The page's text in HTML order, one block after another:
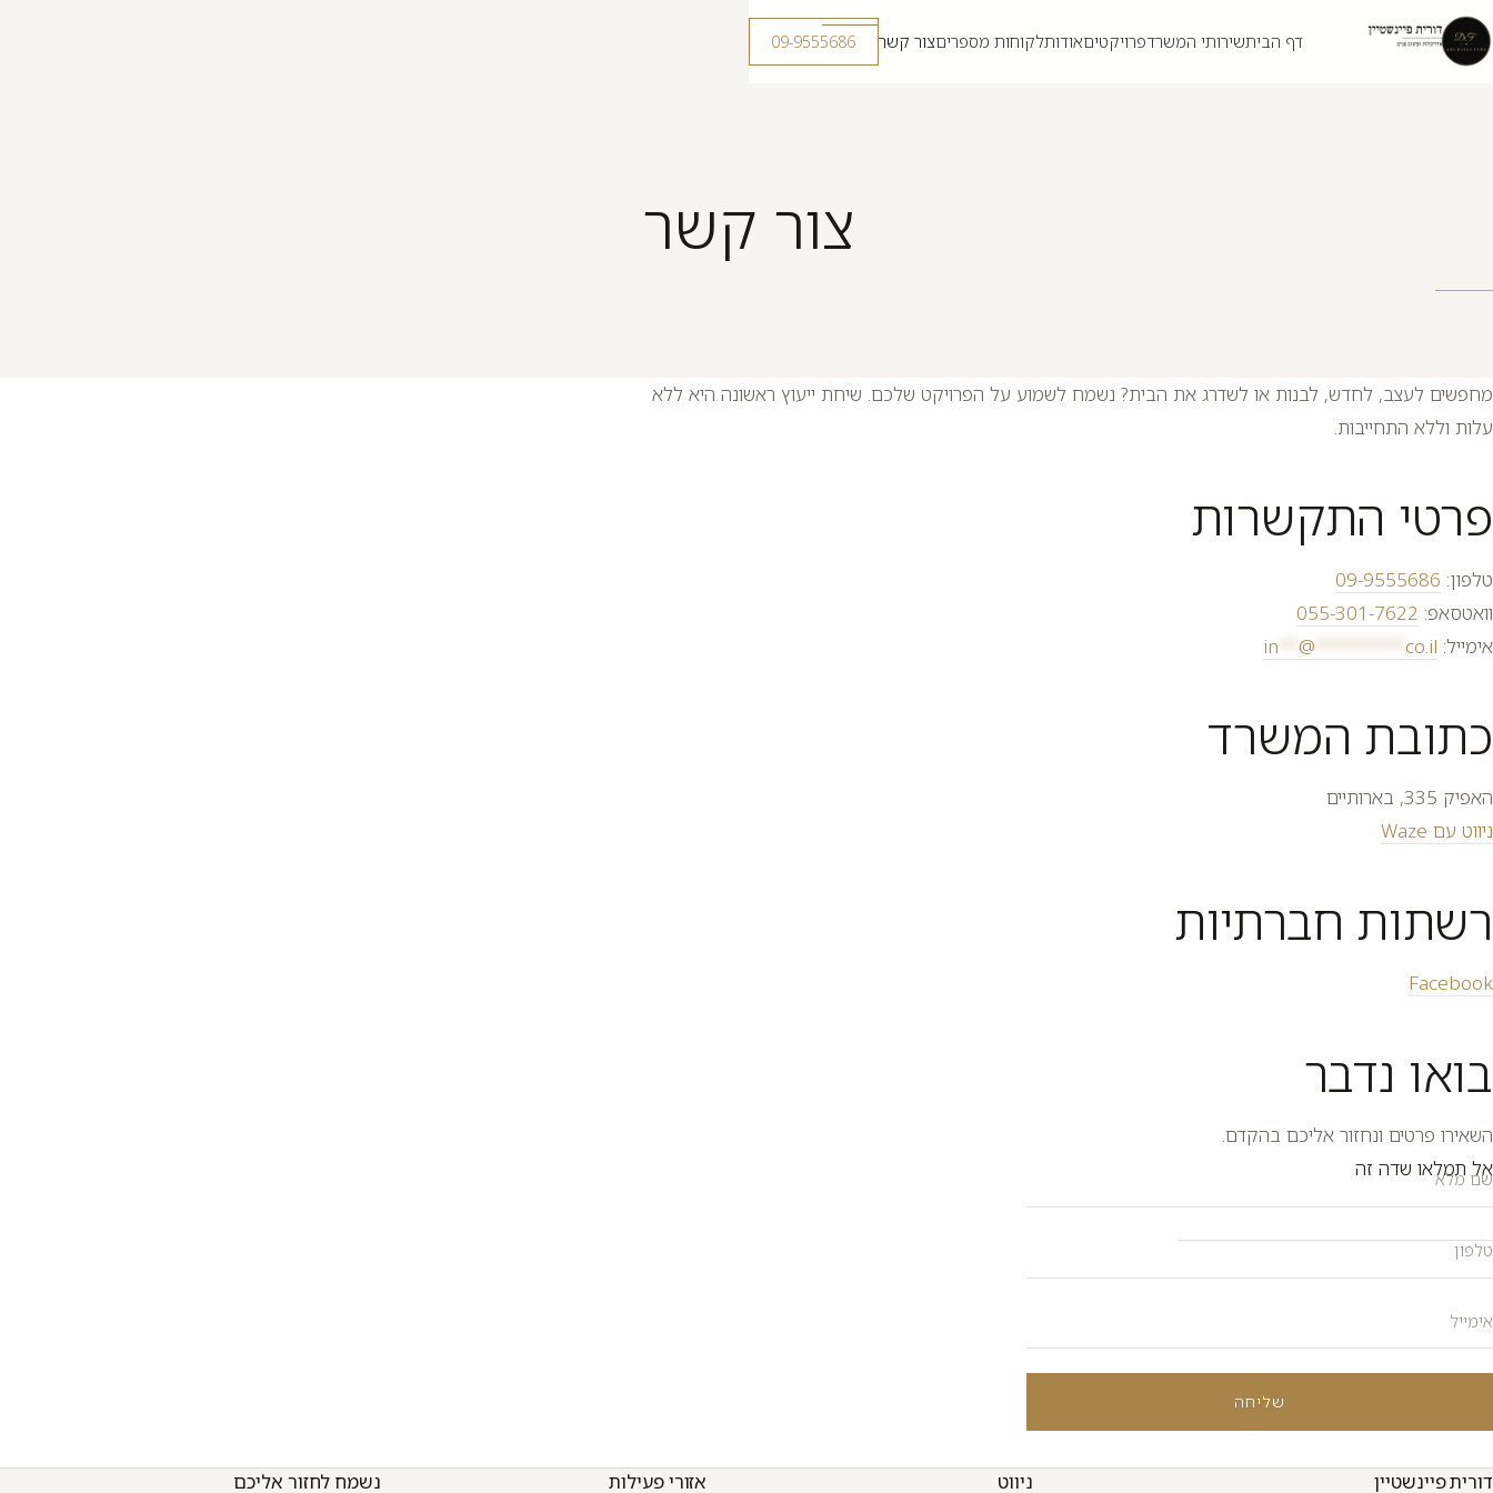
דילוג לתוכן דף הביתשירותי המשרדפרויקטיםאודותלקוחות מספריםצור קשר 09-9555686
צור קשר
מחפשים לעצב, לחדש, לבנות או לשדרג את הבית? נשמח לשמוע על הפרויקט שלכם. שיחת ייעוץ ראשונה היא ללא
עלות וללא התחייבות.
פרטי התקשרות
טלפון: 09-9555686
וואטסאפ: 055-301-7622
אימייל:
in @ co.il
כתובת המשרד
האפיק 335, בארותיים
ניווט עם Waze
רשתות חברתיות
Facebook
בואו נדבר
השאירו פרטים ונחזור אליכם בהקדם.
שם מלא
טלפון
אימייל
אל תמלאו שדה זה
שליחה
דורית פיינשטיין ניווט אזורי פעילות נשמח לחזור אליכם